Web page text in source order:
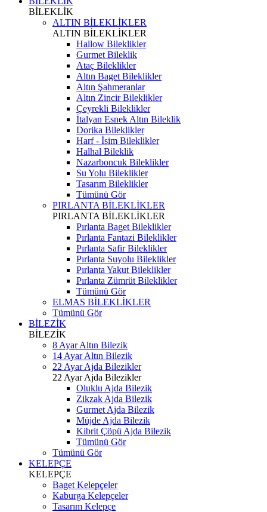
BİLEKLİK
ALTIN BİLEKLİKLER
ALTIN BİLEKLİKLER
Hallow Bileklikler
Gurmet Bileklik
Ataç Bileklikler
Altın Baget Bileklikler
Altın Şahmeranlar
Altın Zincir Bileklikler
Çeyrekli Bileklikler
İtalyan Esnek Altın Bileklik
Dorika Bileklikler
Harf - İsim Bileklikler
Halhal Bileklik
Nazarboncuk Bileklikler
Su Yolu Bileklikler
Tasarım Bileklikler
Tümünü Gör
PIRLANTA BİLEKLİKLER
PIRLANTA BİLEKLİKLER
Pırlanta Baget Bileklikler
Pırlanta Fantazi Bileklikler
Pırlanta Safir Bileklikler
Pırlanta Suyolu Bileklikler
Pırlanta Yakut Bileklikler
Pırlanta Zümrüt Bileklikler
Tümünü Gör
ELMAS BİLEKLİKLER
Tümünü Gör
BİLEZİK
BİLEZİK
8 Ayar Altın Bilezik
14 Ayar Altın Bilezik
22 Ayar Ajda Bilezikler
22 Ayar Ajda Bilezikler
Oluklu Ajda Bilezik
Zikzak Ajda Bilezik
Gurmet Ajda Bilezik
Müjde Ajda Bilezik
Kibrit Çöpü Ajda Bilezik
Tümünü Gör
Tümünü Gör
KELEPÇE
KELEPÇE
Baget Kelepçeler
Kaburga Kelepçeler
Tasarım Kelepçe